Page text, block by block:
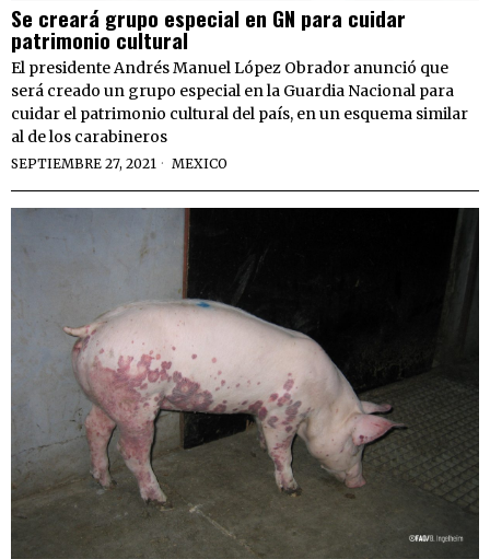
Se creará grupo especial en GN para cuidar
patrimonio cultural
El presidente Andrés Manuel López Obrador anunció que
será creado un grupo especial en la Guardia Nacional para
cuidar el patrimonio cultural del país, en un esquema similar
al de los carabineros
SEPTIEMBRE 27, 2021 MEXICO